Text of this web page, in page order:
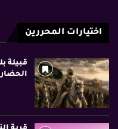
اختيارات المحررين
قبيلة